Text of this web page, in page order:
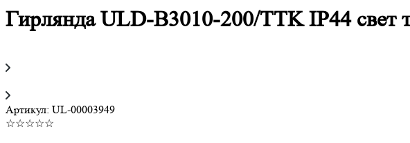
Гирлянда ULD-B3010-200/TTK IP44 свет
Артикул: UL-00003949
☆☆☆☆☆